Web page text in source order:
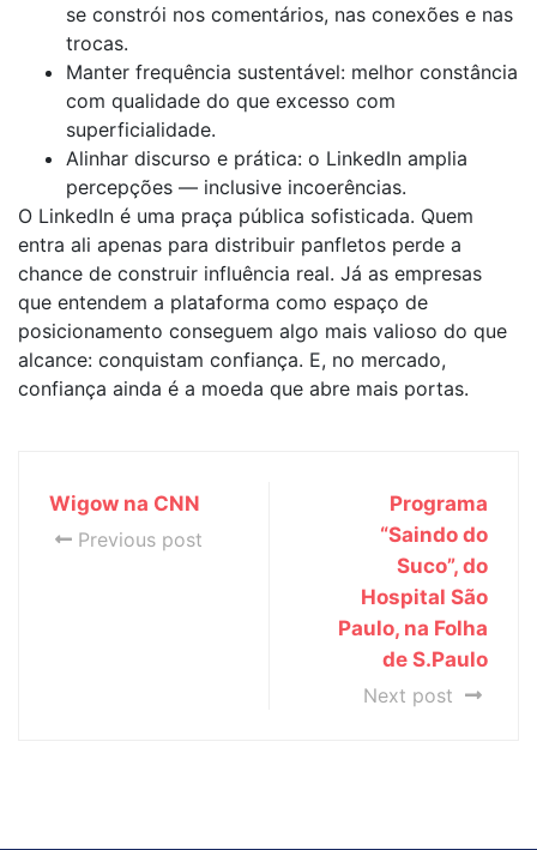
se constrói nos comentários, nas conexões e nas
trocas.
Manter frequência sustentável: melhor constância
com qualidade do que excesso com
superficialidade.
Alinhar discurso e prática: o LinkedIn amplia
percepções — inclusive incoerências.
O LinkedIn é uma praça pública sofisticada. Quem
entra ali apenas para distribuir panfletos perde a
chance de construir influência real. Já as empresas
que entendem a plataforma como espaço de
posicionamento conseguem algo mais valioso do que
alcance: conquistam confiança. E, no mercado,
confiança ainda é a moeda que abre mais portas.
Wigow na CNN
Previous post
Programa
“Saindo do
Suco”, do
Hospital São
Paulo, na Folha
de S.Paulo
Next post